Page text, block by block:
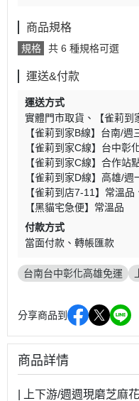
商品規格
規格 共 6 種規格可選
運送&付款
運送方式
實體門市取貨
【雀莉
【雀莉到家B線】台南/週
【雀莉到家C線】台中彰
【雀莉到家C線】合作站
【雀莉到家D線】高雄/週
【雀莉到店7-11】常溫品
【黑貓宅急便】常溫品
付款方式
當面付款
轉帳匯款
台南台中彰化高雄免運
分享商品到
商品詳情
| 上下游/週週現磨芝麻